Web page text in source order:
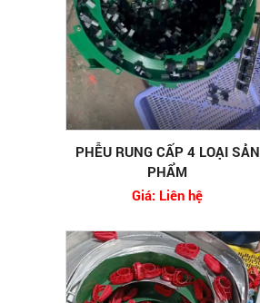
PHỄU RUNG CẤP 4 LOẠI SẢN
PHẨM
Giá: Liên hệ